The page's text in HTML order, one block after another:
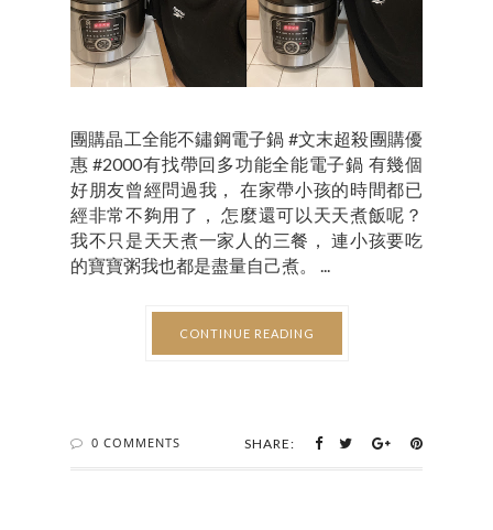
團購晶工全能不鏽鋼電子鍋 #文末超殺團購優
惠 #2000有找帶回多功能全能電子鍋 有幾個
好朋友曾經問過我， 在家帶小孩的時間都已
經非常不夠用了， 怎麼還可以天天煮飯呢？
我不只是天天煮一家人的三餐， 連小孩要吃
的寶寶粥我也都是盡量自己煮。 ...
CONTINUE READING
0 COMMENTS SHARE: